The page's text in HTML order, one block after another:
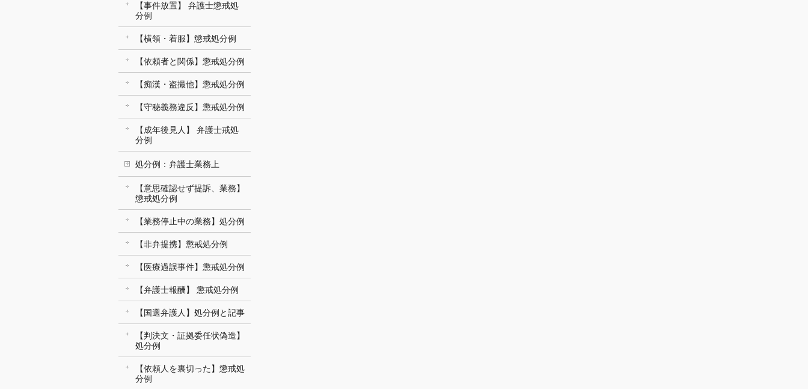
【事件放置】 弁護士懲戒処
分例
【横領・着服】懲戒処分例
【依頼者と関係】懲戒処分例
【痴漢・盗撮他】懲戒処分例
【守秘義務違反】懲戒処分例
【成年後見人】 弁護士戒処
分例
処分例：弁護士業務上
【意思確認せず提訴、業務】
懲戒処分例
【業務停止中の業務】処分例
【非弁提携】懲戒処分例
【医療過誤事件】懲戒処分例
【弁護士報酬】 懲戒処分例
【国選弁護人】処分例と記事
【判決文・証拠委任状偽造】
処分例
【依頼人を裏切った】懲戒処
分例